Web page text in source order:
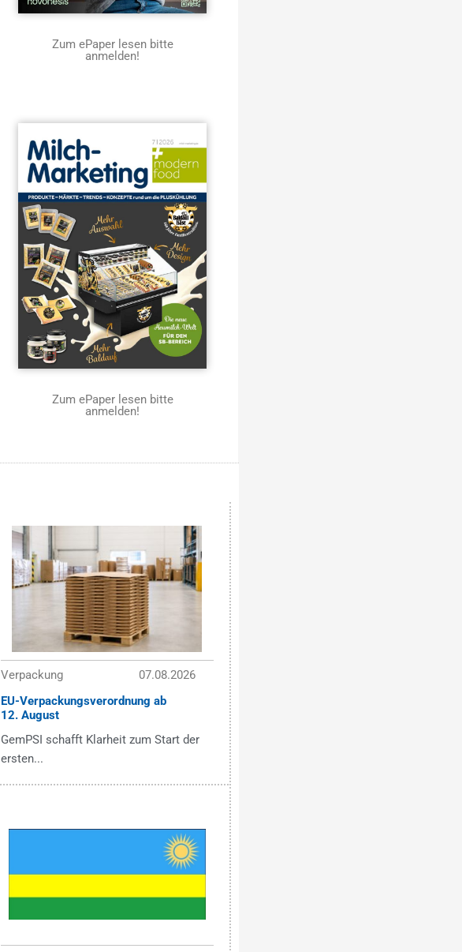
Zum ePaper lesen bitte
anmelden!
Zum ePaper lesen bitte
anmelden!
Verpackung
07.08.2026
EU-Verpackungsverordnung ab
12. August
GemPSI schafft Klarheit zum Start der
ersten...